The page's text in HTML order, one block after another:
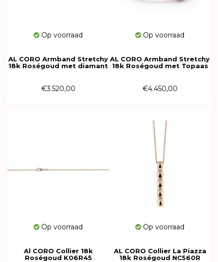
Op voorraad
AL CORO Armband Stretchy
18k Roségoud met diamant
€3.520,00
Op voorraad
AL CORO Armband Stretchy
18k Roségoud met Topaas
€4.450,00
Op voorraad
Al CORO Collier 18k
Roségoud K06R45
Op voorraad
AL CORO Collier La Piazza
18k Roségoud NC560R